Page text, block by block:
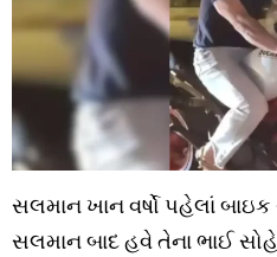
સલમાન ખાન વર્ષો પહેલાં
સલમાન બાદ હવે તેના ભાઈ